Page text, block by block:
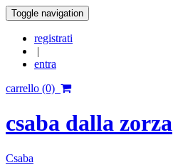
Toggle navigation
registrati
|
entra
carrello (0)
csaba dalla zorza
Csaba